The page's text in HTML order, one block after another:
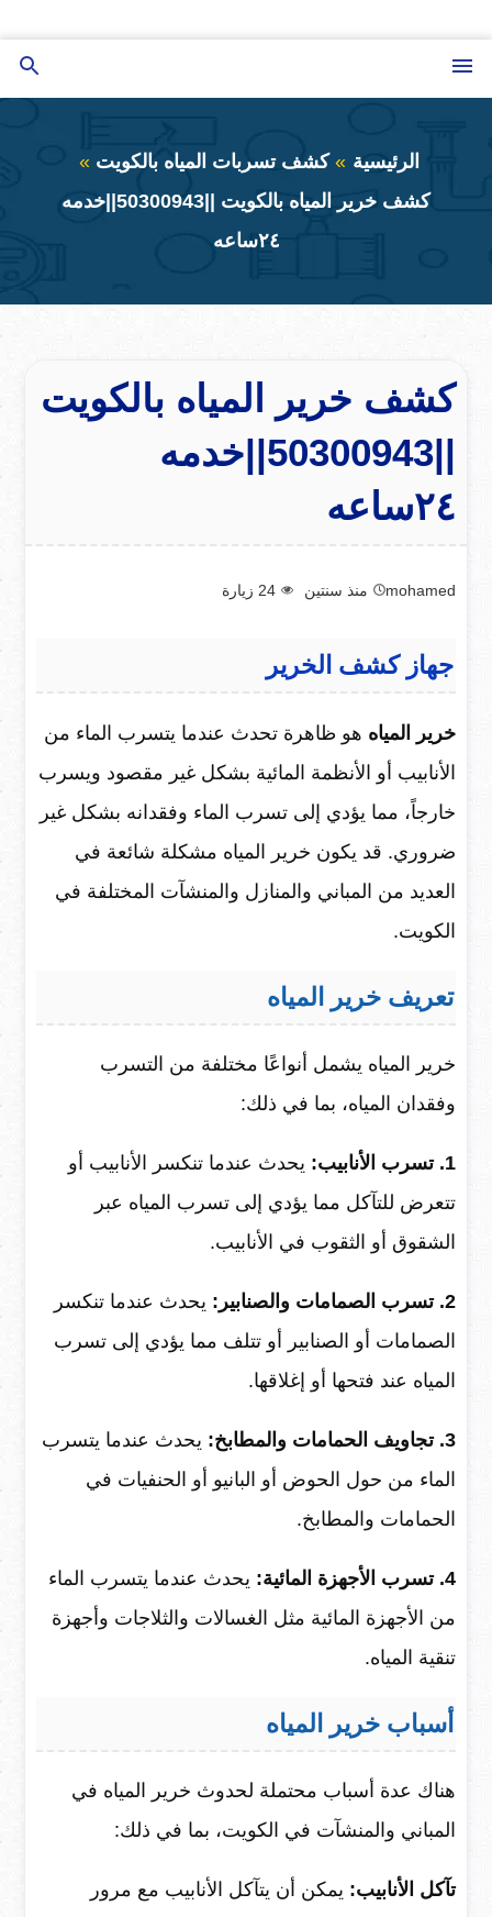
إلى
المحتوى
الرئيسية
كشف تسربات المياه بالكويت
كشف خرير المياه بالكويت ||50300943||خدمه
٢٤ساعه
كشف خرير المياه بالكويت
||50300943||خدمه
٢٤ساعه
mohamed منذ سنتين 24 زيارة
جهاز كشف الخرير
خرير المياه هو ظاهرة تحدث عندما يتسرب الماء من
الأنابيب أو الأنظمة المائية بشكل غير مقصود ويسرب
خارجاً، مما يؤدي إلى تسرب الماء وفقدانه بشكل غير
ضروري. قد يكون خرير المياه مشكلة شائعة في
العديد من المباني والمنازل والمنشآت المختلفة في
الكويت.
تعريف خرير المياه
خرير المياه يشمل أنواعًا مختلفة من التسرب
وفقدان المياه، بما في ذلك:
1. تسرب الأنابيب:
يحدث عندما تنكسر الأنابيب أو
تتعرض للتآكل مما يؤدي إلى تسرب المياه عبر
الشقوق أو الثقوب في الأنابيب.
2. تسرب الصمامات والصنابير:
يحدث عندما تنكسر
الصمامات أو الصنابير أو تتلف مما يؤدي إلى تسرب
المياه عند فتحها أو إغلاقها.
3. تجاويف الحمامات والمطابخ:
يحدث عندما يتسرب
الماء من حول الحوض أو البانيو أو الحنفيات في
الحمامات والمطابخ.
4. تسرب الأجهزة المائية:
يحدث عندما يتسرب الماء
من الأجهزة المائية مثل الغسالات والثلاجات وأجهزة
تنقية المياه.
أسباب خرير المياه
هناك عدة أسباب محتملة لحدوث خرير المياه في
المباني والمنشآت في الكويت، بما في ذلك:
تآكل الأنابيب: يمكن أن يتآكل الأنابيب مع مرور